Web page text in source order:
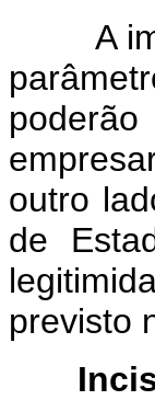
A
outro
de
previsto